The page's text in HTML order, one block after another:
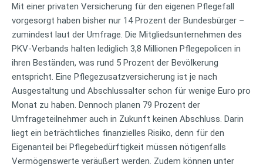
Mit einer privaten Versicherung für den eigenen Pflegefall
vorgesorgt haben bisher nur 14 Prozent der Bundesbürger –
zumindest laut der Umfrage. Die Mitgliedsunternehmen des
PKV-Verbands halten lediglich 3,8 Millionen Pflegepolicen in
ihren Beständen, was rund 5 Prozent der Bevölkerung
entspricht. Eine Pflegezusatzversicherung ist je nach
Ausgestaltung und Abschlussalter schon für wenige Euro pro
Monat zu haben. Dennoch planen 79 Prozent der
Umfrageteilnehmer auch in Zukunft keinen Abschluss. Darin
liegt ein beträchtliches finanzielles Risiko, denn für den
Eigenanteil bei Pflegebedürftigkeit müssen nötigenfalls
Vermögenswerte veräußert werden. Zudem können unter